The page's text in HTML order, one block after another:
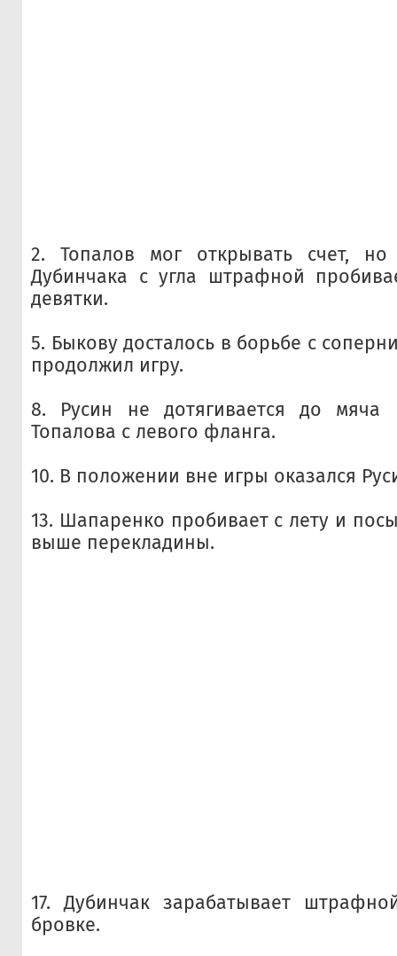
2. Топалов мог открывать счет, но
Дубинчака с угла штрафной
девятки.
5. Быкову досталось в борьбе с
продолжил игру.
8. Русин не дотягивается до мяча
Топалова с левого фланга.
10. В положении вне игры оказался
13. Шапаренко пробивает с лету и
выше перекладины.
17. Дубинчак зарабатывает
бровке.